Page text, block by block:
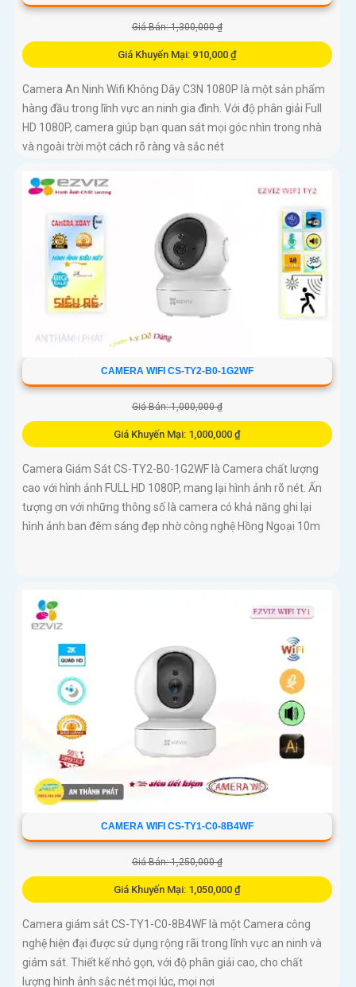
Giá Bán: 1,300,000 ₫
Giá Khuyến Mại: 910,000 ₫
Camera An Ninh Wifi Không Dây C3N 1080P là một sản phẩm
hàng đầu trong lĩnh vực an ninh gia đình. Với độ phân giải Full
HD 1080P, camera giúp bạn quan sát mọi góc nhìn trong nhà
và ngoài trời một cách rõ ràng và sắc nét
CAMERA WIFI CS-TY2-B0-1G2WF
Giá Bán: 1,000,000 ₫
Giá Khuyến Mại: 1,000,000 ₫
Camera Giám Sát CS-TY2-B0-1G2WF là Camera chất lượng
cao với hình ảnh FULL HD 1080P, mang lại hình ảnh rõ nét. Ấn
tượng ơn với những thông số là camera có khả năng ghi lại
hình ảnh ban đêm sáng đẹp nhờ công nghệ Hồng Ngoại 10m
CAMERA WIFI CS-TY1-C0-8B4WF
Giá Bán: 1,250,000 ₫
Giá Khuyến Mại: 1,050,000 ₫
Camera giám sát CS-TY1-C0-8B4WF là một Camera công
nghệ hiện đại được sử dụng rộng rãi trong lĩnh vực an ninh và
giám sát. Thiết kế nhỏ gọn, với độ phân giải cao, cho chất
lượng hình ảnh sắc nét mọi lúc, mọi nơi